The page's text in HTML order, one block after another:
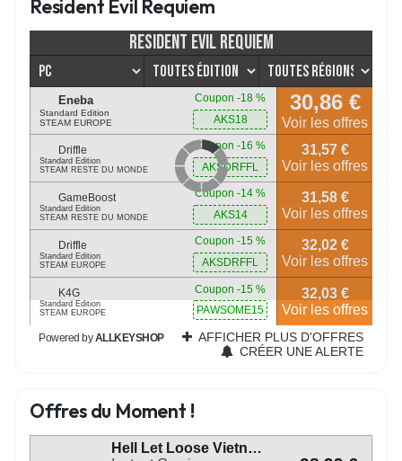
Resident Evil Requiem
Offres du Moment !